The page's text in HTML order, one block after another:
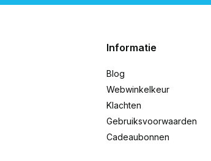
Informatie
Blog
Webwinkelkeur
Klachten
Gebruiksvoorwaarden
Cadeaubonnen